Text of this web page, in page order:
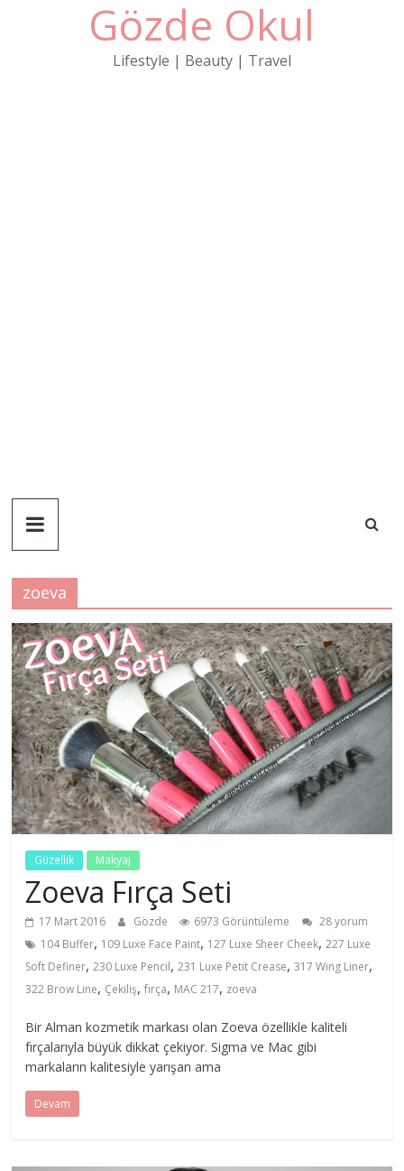
Gözde Okul
Lifestyle | Beauty | Travel
zoeva
Güzellik Makyaj
Zoeva Fırça Seti
17 Mart 2016 Gözde 6973 Görüntüleme
28 yorum
104 Buffer, 109 Luxe Face Paint, 127 Luxe Sheer Cheek,227 Luxe
Soft Definer,230 Luxe Pencil,231 Luxe Petit Crease,317 Wing Liner,
322 Brow Line, Çekiliş,fırça, MAC 217, zoeva
Bir Alman kozmetik markası olan Zoeva özellikle kaliteli
fırçalarıyla büyük dikkat çekiyor. Sigma ve Mac gibi
markaların kalitesiyle yarışan ama
Devam